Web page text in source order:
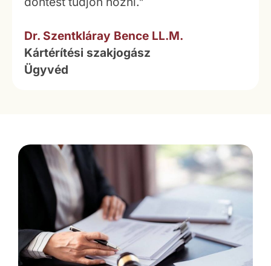
Dr. Szentkláray Bence LL.M.
Kártérítési szakjogász
Ügyvéd